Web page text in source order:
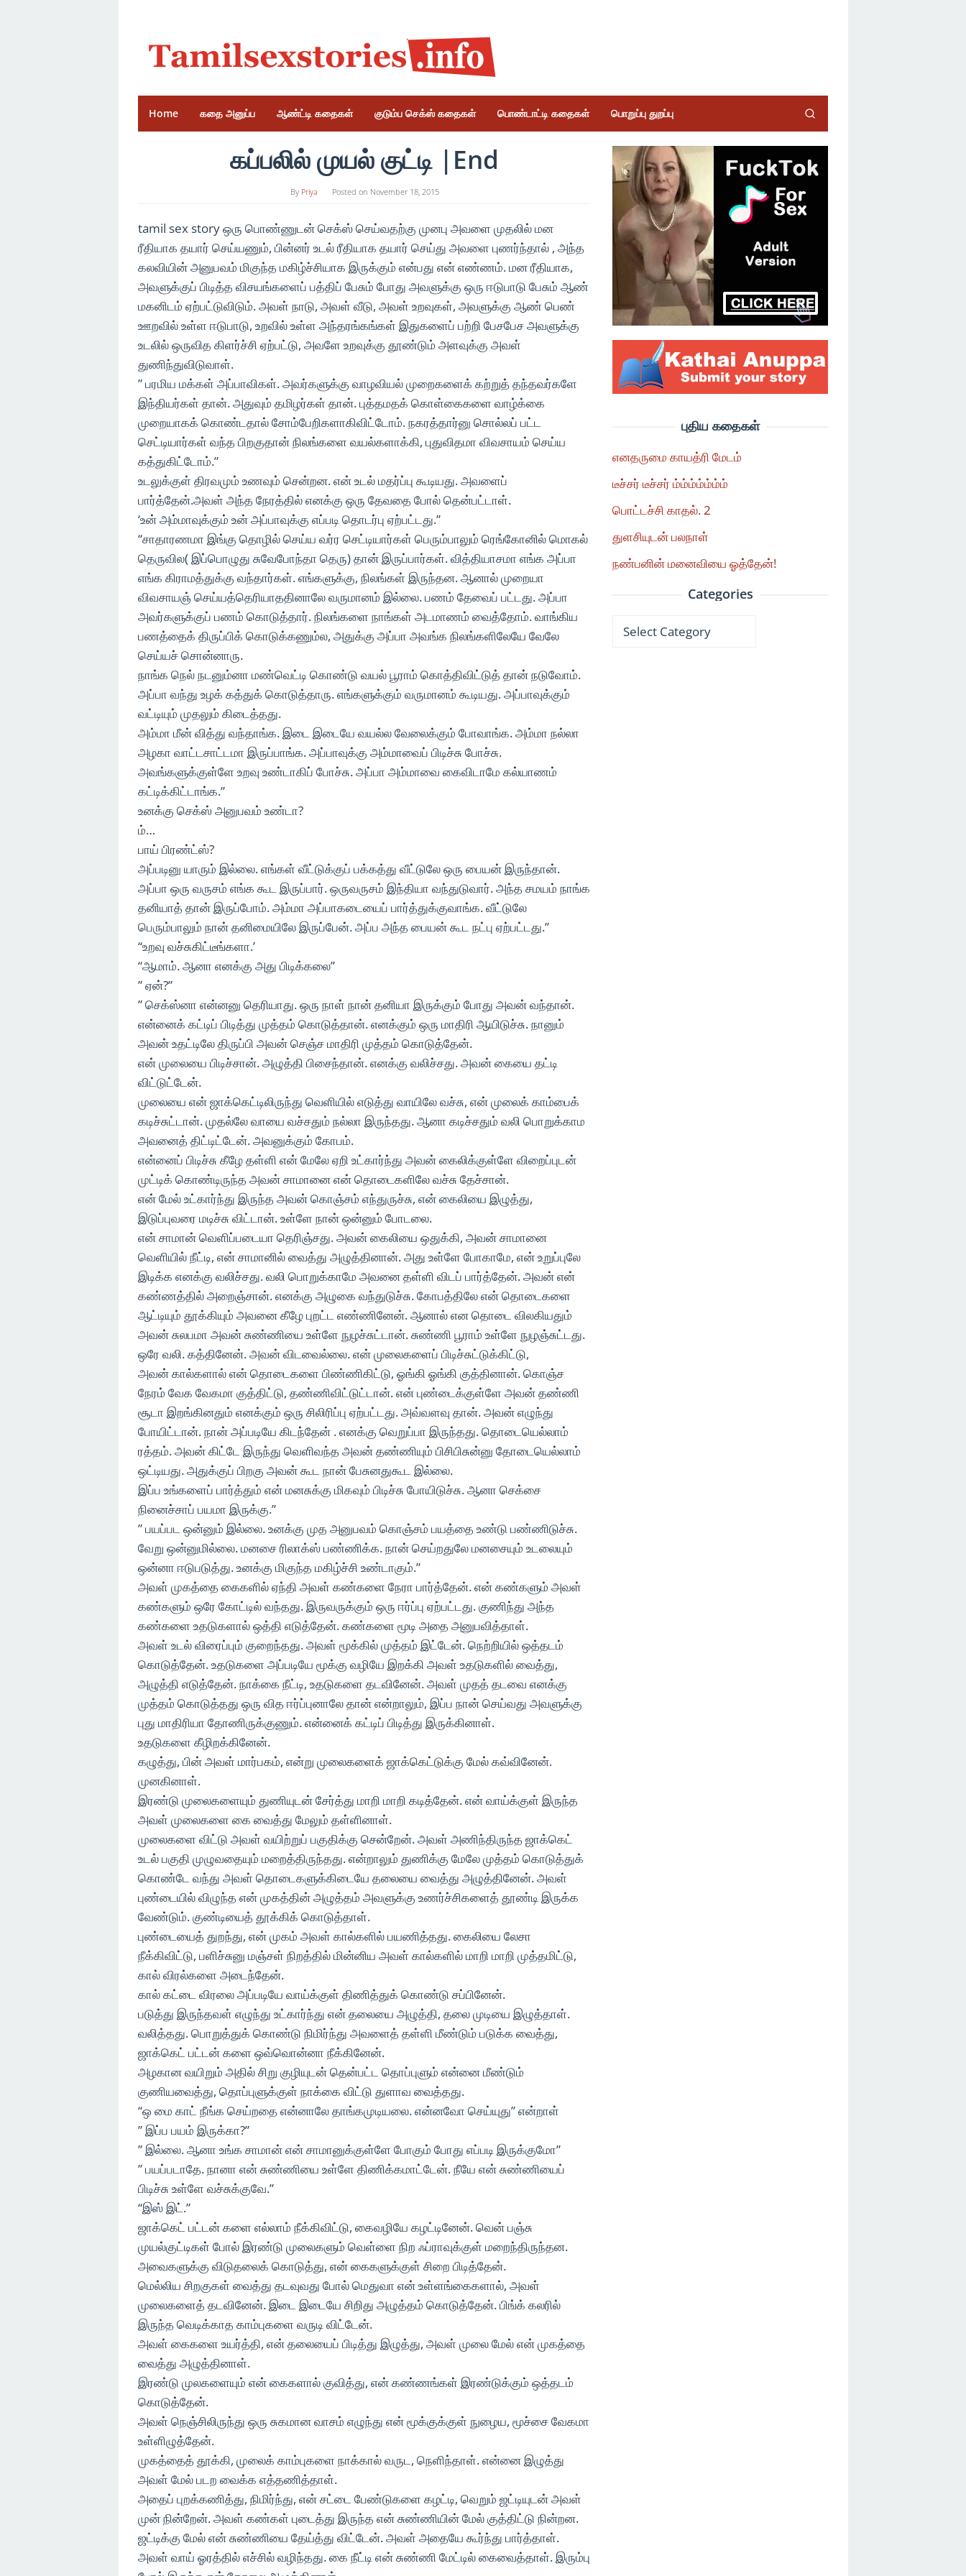
content
Home கதை அனுப்ப ஆண்ட்டி கதைகள் குடும்ப செக்ஸ் கதைகள் பொண்டாட்டி கதைகள் பொறுப்பு துறப்பு
கப்பலில் முயல் குட்டி |End
By Priya Posted on November 18, 2015
tamil sex story ஒரு பொண்ணுடன் செக்ஸ் செய்வதற்கு முனபு அவளை முதலில் மன
ரீதியாக தயார் செய்யணும், பின்னர் உடல் ரீதியாக தயார் செய்து அவளை புணர்ந்தால் , அந்த
கலவியின் அனுபவம் மிகுந்த மகிழ்ச்சியாக இருக்கும் என்பது என் எண்ணம். மன ரீதியாக,
அவளுக்குப் பிடித்த விசயங்களைப் பத்திப் பேசும் போது அவளுக்கு ஒரு ஈடுபாடு பேசும் ஆண்
மகனிடம் ஏற்பட்டுவிடும். அவள் நாடு, அவள் வீடு, அவள் உறவுகள், அவளுக்கு ஆண் பெண்
ஊறவில் உள்ள ஈடுபாடு, உறவில் உள்ள அந்தரங்கங்கள் இதுகளைப் பற்றி பேசபேச அவளுக்கு
உடலில் ஒருவித கிளர்ச்சி ஏற்பட்டு, அவளே உறவுக்கு தூண்டும் அளவுக்கு அவள்
துணிந்துவிடுவாள்.
” பரமிய மக்கள் அப்பாவிகள். அவர்களுக்கு வாழவியல் முறைகளைக் கற்றுத் தந்தவர்களே
இந்தியர்கள் தான். அதுவும் தமிழர்கள் தான். புத்தமதக் கொள்கைகளை வாழ்க்கை
முறையாகக் கொண்டதால் சோம்பேறிகளாகிவிட்டோம். நகரத்தார்னு சொல்லப் பட்ட
செட்டியார்கள் வந்த பிறகுதான் நிலங்களை வயல்களாக்கி, புதுவிதமா விவசாயம் செய்ய
கத்துகிட்டோம்.”
உடலுக்குள் திரவமும் உணவும் சென்றன. என் உடல் மதர்ப்பு கூடியது. அவளைப்
பார்த்தேன்.அவள் அந்த நேரத்தில் எனக்கு ஒரு தேவதை போல் தென்பட்டாள்.
‘உன் அம்மாவுக்கும் உன் அப்பாவுக்கு எப்படி தொடர்பு ஏற்பட்டது.”
“சாதாரணமா இங்கு தொழில் செய்ய வர்ர செட்டியார்கள் பெரும்பாலும் ரெங்கோனில் மொகல்
தெருவில( இப்பொழுது சுவேபோந்தா தெரு) தான் இருப்பார்கள். வித்தியாசமா எங்க அப்பா
எங்க கிராமத்துக்கு வந்தார்கள். எங்களுக்கு, நிலங்கள் இருந்தன. ஆனால் முறையா
விவசாயஞ் செய்யத்தெரியாததினாலே வருமானம் இல்லை. பணம் தேவைப் பட்டது. அப்பா
அவர்களுக்குப் பணம் கொடுத்தார். நிலங்களை நாங்கள் அடமாணம் வைத்தோம். வாங்கிய
பணத்தைக் திருப்பிக் கொடுக்கணும்ல, அதுக்கு அப்பா அவங்க நிலங்களிலேயே வேலே
செய்யச் சொன்னாரு.
நாங்க நெல் நடனும்னா மண்வெட்டி கொண்டு வயல் பூராம் கொத்திவிட்டுத் தான் நடுவோம்.
அப்பா வந்து உழக் கத்துக் கொடுத்தாரு. எங்களுக்கும் வருமானம் கூடியது. அப்பாவுக்கும்
வட்டியும் முதலும் கிடைத்தது.
அம்மா மீன் வித்து வந்தாங்க. இடை இடையே வயல்ல வேலைக்கும் போவாங்க. அம்மா நல்லா
அழகா வாட்டசாட்டமா இருப்பாங்க. அப்பாவுக்கு அம்மாவைப் பிடிச்சு போச்சு.
அவங்களுக்குள்ளே உறவு உண்டாகிப் போச்சு. அப்பா அம்மாவை கைவிடாமே கல்யாணம்
கட்டிக்கிட்டாங்க.”
உனக்கு செக்ஸ் அனுபவம் உண்டா?
ம்…
பாய் பிரண்ட்ஸ்?
அப்படினு யாரும் இல்லை. எங்கள் வீட்டுக்குப் பக்கத்து வீட்டுலே ஒரு பையன் இருந்தான்.
அப்பா ஒரு வருசம் எங்க கூட இருப்பார். ஒருவருசம் இந்தியா வந்துடுவார். அந்த சமயம் நாங்க
தனியாத் தான் இருப்போம். அம்மா அப்பாகடையைப் பார்த்துக்குவாங்க. வீட்டுலே
பெரும்பாலும் நான் தனிமையிலே இருப்பேன். அப்ப அந்த பையன் கூட நட்பு ஏற்பட்டது.”
“உறவு வச்சுகிட்டீங்களா.’
“ஆமாம். ஆனா எனக்கு அது பிடிக்கலை”
” ஏன்?”
” செக்ஸ்னா என்னனு தெரியாது. ஒரு நாள் நான் தனியா இருக்கும் போது அவன் வந்தான்.
என்னைக் கட்டிப் பிடித்து முத்தம் கொடுத்தான். எனக்கும் ஒரு மாதிரி ஆயிடுச்சு. நானும்
அவன் உதட்டிலே திருப்பி அவன் செஞ்ச மாதிரி முத்தம் கொடுத்தேன்.
என் முலையை பிடிச்சான். அழுத்தி பிசைந்தான். எனக்கு வலிச்சது. அவன் கையை தட்டி
விட்டுட்டேன்.
முலையை என் ஜாக்கெட்டிலிருந்து வெளியில் எடுத்து வாயிலே வச்சு, என் முலைக் காம்பைக்
கடிச்சுட்டான். முதல்லே வாயை வச்சதும் நல்லா இருந்தது. ஆனா கடிச்சதும் வலி பொறுக்காம
அவனைத் திட்டிட்டேன். அவனுக்கும் கோபம்.
என்னைப் பிடிச்சு கீழே தள்ளி என் மேலே ஏறி உட்கார்ந்து அவன் கைலிக்குள்ளே விறைப்புடன்
முட்டிக் கொண்டிருந்த அவன் சாமானை என் தொடைகளிலே வச்சு தேச்சான்.
என் மேல் உட்கார்ந்து இருந்த அவன் கொஞ்சம் எந்துருச்சு, என் கைலியை இழுத்து,
இடுப்புவரை மடிச்சு விட்டான். உள்ளே நான் ஒன்னும் போடலை.
என் சாமான் வெளிப்படையா தெரிஞ்சது. அவன் கைலியை ஒதுக்கி, அவன் சாமானை
வெளியில் நீட்டி, என் சாமானில் வைத்து அழுத்தினான். அது உள்ளே போகாமே, என் உறுப்புலே
இடிக்க எனக்கு வலிச்சது. வலி பொறுக்காமே அவனை தள்ளி விடப் பார்த்தேன். அவன் என்
கண்ணத்தில் அறைஞ்சான். எனக்கு அழுகை வந்துடுச்சு. கோபத்திலே என் தொடைகளை
ஆட்டியும் தூக்கியும் அவனை கீழே புறட்ட எண்ணினேன். ஆனால் என தொடை விலகியதும்
அவன் சுலபமா அவன் சுண்ணியை உள்ளே நுழச்சுட்டான். சுண்ணி பூராம் உள்ளே நுழஞ்சுட்டது.
ஒரே வலி. கத்தினேன். அவன் விடவைல்லை. என் முலைகளைப் பிடிச்சுட்டுக்கிட்டு,
அவன் கால்களால் என் தொடைகளை பிண்ணிகிட்டு, ஓங்கி ஓங்கி குத்தினான். கொஞ்ச
நேரம் வேக வேகமா குத்திட்டு, தண்ணிவிட்டுட்டான். என் புண்டைக்குள்ளே அவன் தண்ணி
சூடா இறங்கினதும் எனக்கும் ஒரு சிலிரிப்பு ஏற்பட்டது. அவ்வளவு தான். அவன் எழுந்து
போயிட்டான். நான் அப்படியே கிடந்தேன் . எனக்கு வெறுப்பா இருந்தது. தொடையெல்லாம்
ரத்தம். அவன் கிட்டே இருந்து வெளிவந்த அவன் தண்ணியும் பிசிபிசுன்னு தோடையெல்லாம்
ஒட்டியது. அதுக்குப் பிறகு அவன் கூட நான் பேசுனதுகூட இல்லை.
இப்ப உங்களைப் பார்த்தும் என் மனசுக்கு மிகவும் பிடிச்சு போயிடுச்சு. ஆனா செக்சை
நினைச்சாப் பயமா இருக்கு.”
” பயப்பட ஒன்னும் இல்லை. உனக்கு முத அனுபவம் கொஞ்சம் பயத்தை உண்டு பண்ணிடுச்சு.
வேறு ஒன்னுமில்லை. மனசை ரிலாக்ஸ் பண்ணிக்க. நான் செய்றதுலே மனசையும் உடலையும்
ஒன்னா ஈடுபடுத்து. உனக்கு மிகுந்த மகிழ்ச்சி உண்டாகும்.”
அவள் முகத்தை கைகளில் ஏந்தி அவள் கண்களை நேரா பார்த்தேன். என் கண்களும் அவள்
கண்களும் ஒரே கோட்டில் வந்தது. இருவருக்கும் ஒரு ஈர்ப்பு ஏற்பட்டது. குணிந்து அந்த
கண்களை உதடுகளால் ஒத்தி எடுத்தேன். கண்களை மூடி அதை அனுபவித்தாள்.
அவள் உடல் விரைப்பும் குறைந்தது. அவள் மூக்கில் முத்தம் இட்டேன். நெற்றியில் ஒத்தடம்
கொடுத்தேன். உதடுகளை அப்படியே மூக்கு வழியே இறக்கி அவள் உதடுகளில் வைத்து,
அழுத்தி எடுத்தேன். நாக்கை நீட்டி, உதடுகளை தடவினேன். அவள் முதத் தடவை எனக்கு
முத்தம் கொடுத்தது ஒரு வித ஈர்ப்புனாலே தான் என்றாலும், இப்ப நான் செய்வது அவளுக்கு
புது மாதிரியா தோணிருக்குணும். என்னைக் கட்டிப் பிடித்து இருக்கினாள்.
உதடுகளை கீழிறக்கினேன்.
கழுத்து, பின் அவள் மார்பகம், என்று முலைகளைக் ஜாக்கெட்டுக்கு மேல் கவ்வினேன்.
முனகினாள்.
இரண்டு முலைகளையும் துணியுடன் சேர்த்து மாறி மாறி கடித்தேன். என் வாய்க்குள் இருந்த
அவள் முலைகளை கை வைத்து மேலும் தள்ளினாள்.
முலைகளை விட்டு அவள் வயிற்றுப் பகுதிக்கு சென்றேன். அவள் அணிந்திருந்த ஜாக்கெட்
உடல் பகுதி முழுவதையும் மறைத்திருந்தது. என்றாலும் துணிக்கு மேலே முத்தம் கொடுத்துக்
கொண்டே வந்து அவள் தொடைகளுக்கிடையே தலையை வைத்து அழுத்தினேன். அவள்
புண்டையில் விழுந்த என் முகத்தின் அழுத்தம் அவளுக்கு உணர்ச்சிகளைத் தூண்டி இருக்க
வேண்டும். குண்டியைத் தூக்கிக் கொடுத்தாள்.
புண்டையைத் துறந்து, என் முகம் அவள் கால்களில் பயணித்தது. கைலியை லேசா
நீக்கிவிட்டு, பளிச்சுனு மஞ்சள் நிறத்தில் மின்னிய அவள் கால்களில் மாறி மாறி முத்தமிட்டு,
கால் விரல்களை அடைந்தேன்.
கால் கட்டை விரலை அப்படியே வாய்க்குள் திணித்துக் கொண்டு சப்பினேன்.
படுத்து இருந்தவள் எழுந்து உட்கார்ந்து என் தலையை அழுத்தி, தலை முடியை இழுத்தாள்.
வலித்தது. பொறுத்துக் கொண்டு நிமிர்ந்து அவளைத் தள்ளி மீண்டும் படுக்க வைத்து,
ஜாக்கெட் பட்டன் களை ஒவ்வொன்னா நீக்கினேன்.
அழகான வயிறும் அதில் சிறு குழியுடன் தென்பட்ட தொப்புளும் என்னை மீண்டும்
குணியவைத்து, தொப்புளுக்குள் நாக்கை விட்டு துளாவ வைத்தது.
“ஒ மை காட் நீங்க செய்றதை என்னாலே தாங்கமுடியலை. என்னவோ செய்யுது” என்றாள்
” இப்ப பயம் இருக்கா?”
” இல்லை. ஆனா உங்க சாமான் என் சாமானுக்குள்ளே போகும் போது எப்படி இருக்குமோ”
” பயப்படாதே. நானா என் சுண்ணியை உள்ளே திணிக்கமாட்டேன். நீயே என் சுண்ணியைப்
பிடிச்சு உள்ளே வச்சுக்குவே.”
“இஸ் இட்.”
ஜாக்கெட் பட்டன் களை எல்லாம் நீக்கிவிட்டு, கைவழியே கழட்டினேன். வென் பஞ்சு
முயல்குட்டிகள் போல் இரண்டு முலைகளும் வெள்ளை நிற ஃப்ராவுக்குள் மறைந்திருந்தன.
அவைகளுக்கு விடுதலைக் கொடுத்து, என் கைகளுக்குள் சிறை பிடித்தேன்.
மெல்லிய சிறகுகள் வைத்து தடவுவது போல் மெதுவா என் உள்ளங்கைகளால், அவள்
முலைகளைத் தடவினேன். இடை இடையே சிறிது அழுத்தம் கொடுத்தேன். பிங்க் கலரில்
இருந்த வெடிக்காத காம்புகளை வருடி விட்டேன்.
அவள் கைகளை உயர்த்தி, என் தலையைப் பிடித்து இழுத்து, அவள் முலை மேல் என் முகத்தை
வைத்து அழுத்தினாள்.
இரண்டு முலகளையும் என் கைகளால் குவித்து, என் கண்ணங்கள் இரண்டுக்கும் ஒத்தடம்
கொடுத்தேன்.
அவள் நெஞ்சிலிருந்து ஒரு சுகமான வாசம் எழுந்து என் மூக்குக்குள் நுழைய, மூச்சை வேகமா
உள்ளிழுத்தேன்.
முகத்தைத் தூக்கி, முலைக் காம்புகளை நாக்கால் வருட, நெளிந்தாள். என்னை இழுத்து
அவள் மேல் படற வைக்க எத்தணித்தாள்.
அதைப் புறக்கணித்து, நிமிர்ந்து, என் சட்டை பேண்டுகளை கழட்டி, வெறும் ஜட்டியுடன் அவள்
முன் நின்றேன். அவள் கண்கள் புடைத்து இருந்த என் சுண்ணியின் மேல் குத்திட்டு நின்றன.
ஜட்டிக்கு மேல் என் சுண்ணியை தேய்த்து விட்டேன். அவள் அதையே கூர்ந்து பார்த்தாள்.
அவள் வாய் ஓரத்தில் எச்சில் வழிந்தது. கை நீட்டி என் சுண்ணி மேட்டில் கைவைத்தாள். இரும்பு
புதிய கதைகள்
எனதருமை காயத்ரி மேடம்
டீச்சர் டீச்சர் ம்ம்ம்ம்ம்ம்ம்
பொட்டச்சி காதல். 2
துளசியுடன் பலநாள்
நண்பனின் மனைவியை ஓத்தேன்!
Categories
Categories